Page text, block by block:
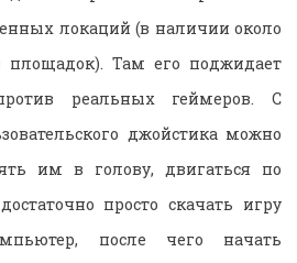
локаций (в наличии около
площадок). Там его поджидает
реальных геймеров. С
джойстика можно
им в голову, двигаться по
просто скачать игру
после чего начать